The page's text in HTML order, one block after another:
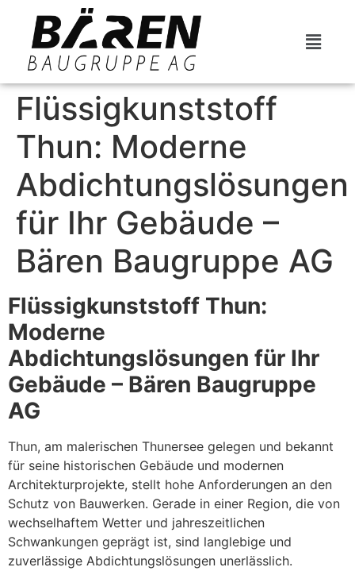
Flüssigkunststoff
Thun: Moderne
Abdichtungslösungen
für Ihr Gebäude –
Bären Baugruppe AG
Flüssigkunststoff Thun:
Moderne
Abdichtungslösungen für Ihr
Gebäude – Bären Baugruppe
AG
Thun, am malerischen Thunersee gelegen und bekannt
für seine historischen Gebäude und modernen
Architekturprojekte, stellt hohe Anforderungen an den
Schutz von Bauwerken. Gerade in einer Region, die von
wechselhaftem Wetter und jahreszeitlichen
Schwankungen geprägt ist, sind langlebige und
zuverlässige Abdichtungslösungen unerlässlich.